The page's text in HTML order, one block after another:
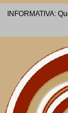
INFORMATIVA: